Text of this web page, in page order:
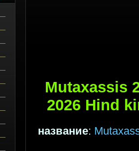
Mutaxassis
2026 Hind
название: